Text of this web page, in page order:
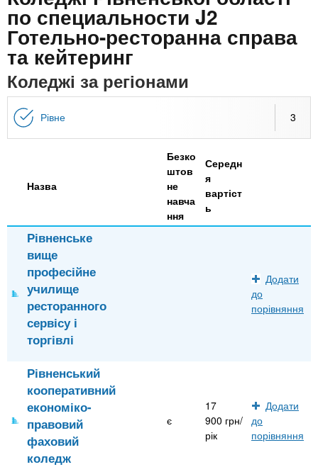
n
t
s
.
n
f
o
и
х
з
а
к
Онлайн курси
За кордоном
по специальности J2
Готельно-ресторанна справа
та кейтеринг
Коледжі за регіонами
Рівне 3
Назва
Безко
штов
не
навча
ння
Середн
я
вартіст
ь
Рівненське
вище
професійне
училище
ресторанного
сервісу і
торгівлі
Додати
до
порівняння
Рівненський
кооперативний
економіко-
правовий
фаховий
коледж
є
17
900 грн/
рік
Додати
до
порівняння